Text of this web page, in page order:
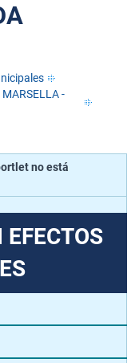
-
no está